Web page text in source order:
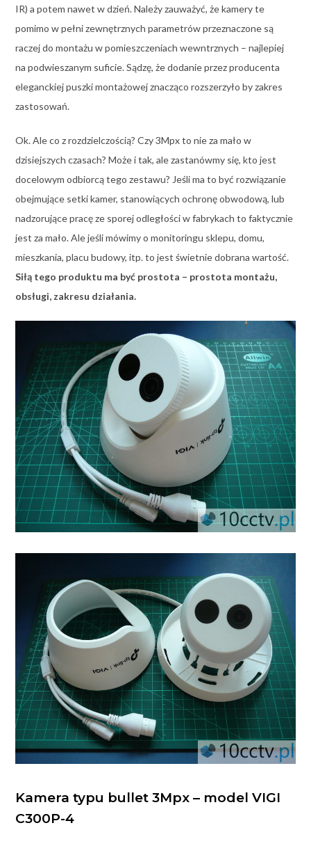
IR) a potem nawet w dzień. Należy zauważyć, że kamery te
pomimo w pełni zewnętrznych parametrów przeznaczone są
raczej do montażu w pomieszczeniach wewntrznych – najlepiej
na podwieszanym suficie. Sądzę, że dodanie przez producenta
eleganckiej puszki montażowej znacząco rozszerzyło by zakres
zastosowań.
Ok. Ale co z rozdzielczością? Czy 3Mpx to nie za mało w
dzisiejszych czasach? Może i tak, ale zastanówmy się, kto jest
docelowym odbiorcą tego zestawu? Jeśli ma to być rozwiązanie
obejmujące setki kamer, stanowiących ochronę obwodową, lub
nadzorujące pracę ze sporej odległości w fabrykach to faktycznie
jest za mało. Ale jeśli mówimy o monitoringu sklepu, domu,
mieszkania, placu budowy, itp. to jest świetnie dobrana wartość.
Siłą tego produktu ma być prostota – prostota montażu,
obsługi, zakresu działania.
Kamera typu bullet 3Mpx – model VIGI
C300P-4